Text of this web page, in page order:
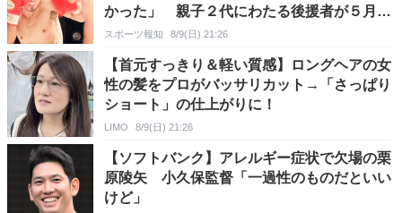
かった」 親子２代にわたる後援者が５月に
急逝
スポーツ報知 8/9(日) 21:26
【首元すっきり＆軽い質感】ロングヘアの女
性の髪をプロがバッサリカット→「さっぱり
ショート」の仕上がりに！
LIMO 8/9(日) 21:26
【ソフトバンク】アレルギー症状で欠場の栗
原陵矢 小久保監督「一過性のものだといい
けど」